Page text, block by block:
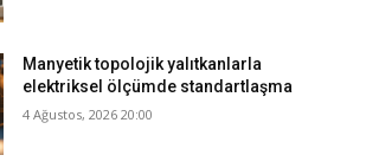
Manyetik topolojik yalıtkanlarla
elektriksel ölçümde standartlaşma
4 Ağustos, 2026 20:00